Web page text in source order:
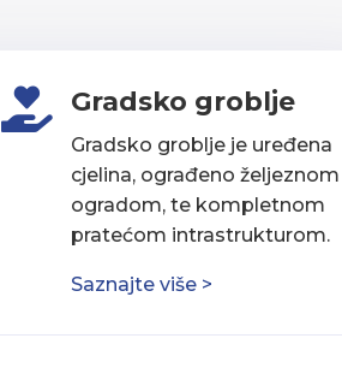
 Gradsko groblje
Gradsko groblje je uređena
cjelina, ograđeno željeznom
ogradom, te kompletnom
pratećom intrastrukturom.
Saznajte više >